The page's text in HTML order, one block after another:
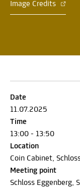
Image Credits
Date
11.07.2025
Time
13:00 - 13:50
Location
Coin Cabinet,
Meeting point
Schloss Eggenberg,